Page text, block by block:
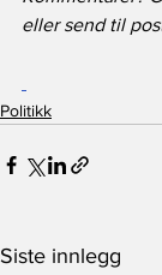
eller send til
Politikk
Siste innlegg